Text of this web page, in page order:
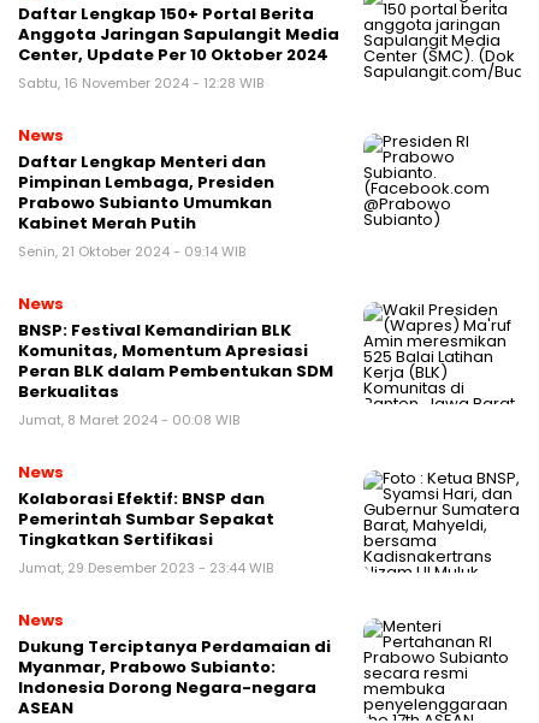
Daftar Lengkap 150+ Portal Berita
Anggota Jaringan Sapulangit Media
Center, Update Per 10 Oktober 2024
Sabtu, 16 November 2024 - 12:28 WIB
News
Daftar Lengkap Menteri dan
Pimpinan Lembaga, Presiden
Prabowo Subianto Umumkan
Kabinet Merah Putih
Senin, 21 Oktober 2024 - 09:14 WIB
News
BNSP: Festival Kemandirian BLK
Komunitas, Momentum Apresiasi
Peran BLK dalam Pembentukan SDM
Berkualitas
Jumat, 8 Maret 2024 - 00:08 WIB
News
Kolaborasi Efektif: BNSP dan
Pemerintah Sumbar Sepakat
Tingkatkan Sertifikasi
Jumat, 29 Desember 2023 - 23:44 WIB
News
Dukung Terciptanya Perdamaian di
Myanmar, Prabowo Subianto:
Indonesia Dorong Negara-negara
ASEAN